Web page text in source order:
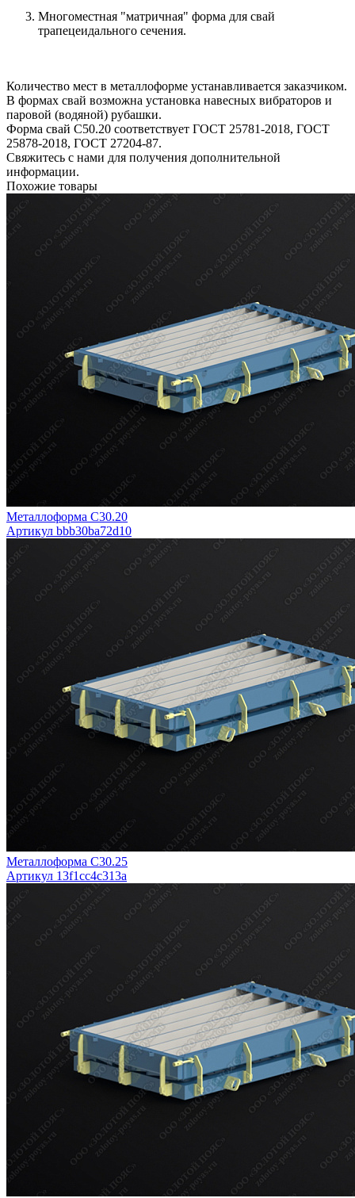
Многоместная "матричная" форма для свай
трапецеидального сечения.
Количество мест в металлоформе устанавливается заказчиком.
В формах свай возможна установка навесных вибраторов и
паровой (водяной) рубашки.
Форма свай С50.20 соответствует ГОСТ 25781-2018, ГОСТ
25878-2018, ГОСТ 27204-87.
Свяжитесь с нами для получения дополнительной
информации.
Похожие товары
Металлоформа С30.20
Артикул bbb30ba72d10
Металлоформа С30.25
Артикул 13f1cc4c313a